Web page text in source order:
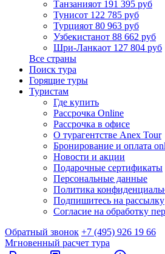
Танзанияот 191 395 руб
Тунисот 122 785 руб
Турцияот 80 963 руб
Узбекистанот 88 662 руб
Шри-Ланкаот 127 804 руб
Все страны
Поиск тура
Горящие туры
Туристам
Где купить
Рассрочка Online
Рассрочка в офисе
О турагентстве Anex Tour
Бронирование и оплата
Новости и акции
Подарочные сертификаты
Персональные данные
Политика
Подпишитесь на рассылку
Согласие на обработку
Обратный звонок +7 (495) 926 19 66
Мгновенный расчет тура